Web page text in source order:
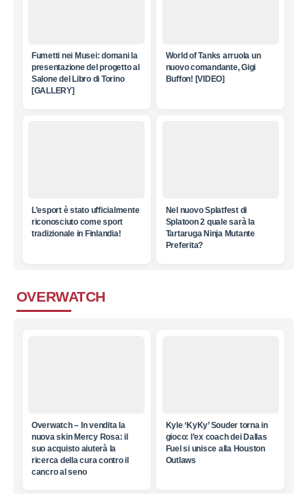
Fumetti nei Musei: domani la
presentazione del progetto al
Salone del Libro di Torino
[GALLERY]
World of Tanks arruola un
nuovo comandante, Gigi
Buffon! [VIDEO]
L’esport è stato ufficialmente
riconosciuto come sport
tradizionale in Finlandia!
Nel nuovo Splatfest di
Splatoon 2 quale sarà la
Tartaruga Ninja Mutante
Preferita?
OVERWATCH
Overwatch – In vendita la
nuova skin Mercy Rosa: il
suo acquisto aiuterà la
ricerca della cura contro il
cancro al seno
Kyle ‘KyKy’ Souder torna in
gioco: l’ex coach dei Dallas
Fuel si unisce alla Houston
Outlaws